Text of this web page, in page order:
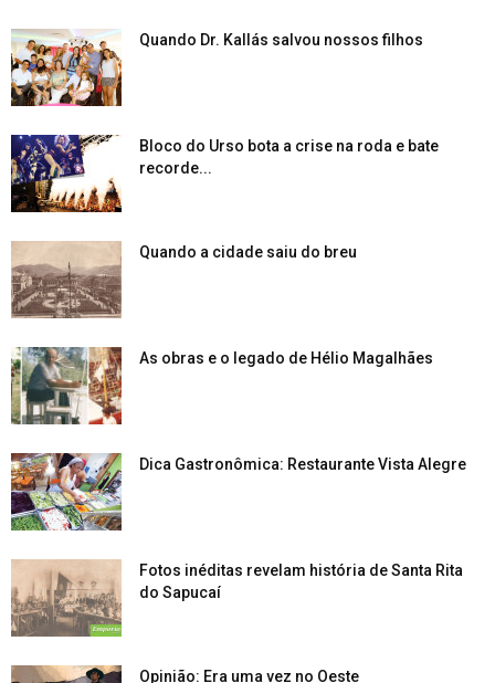
Quando Dr. Kallás salvou nossos filhos
Bloco do Urso bota a crise na roda e bate
recorde...
Quando a cidade saiu do breu
As obras e o legado de Hélio Magalhães
Dica Gastronômica: Restaurante Vista Alegre
Fotos inéditas revelam história de Santa Rita
do Sapucaí
Opinião: Era uma vez no Oeste